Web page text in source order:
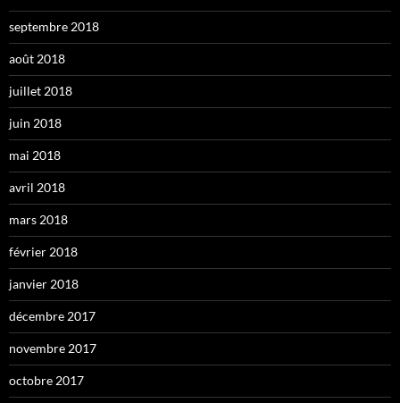
septembre 2018
août 2018
juillet 2018
juin 2018
mai 2018
avril 2018
mars 2018
février 2018
janvier 2018
décembre 2017
novembre 2017
octobre 2017